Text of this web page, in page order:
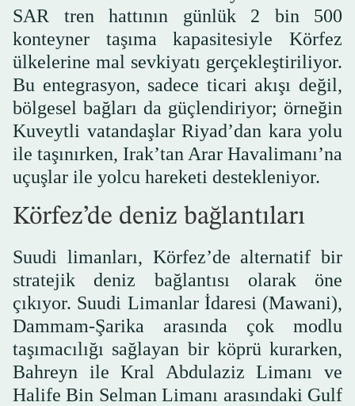
SAR tren hattının günlük 2 bin 500
konteyner taşıma kapasitesiyle Körfez
ülkelerine mal sevkiyatı gerçekleştiriliyor.
Bu entegrasyon, sadece ticari akışı değil,
bölgesel bağları da güçlendiriyor; örneğin
Kuveytli vatandaşlar Riyad’dan kara yolu
ile taşınırken, Irak’tan Arar Havalimanı’na
uçuşlar ile yolcu hareketi destekleniyor.
Körfez’de deniz bağlantıları
Suudi limanları, Körfez’de alternatif bir
stratejik deniz bağlantısı olarak öne
çıkıyor. Suudi Limanlar İdaresi (Mawani),
Dammam-Şarika arasında çok modlu
taşımacılığı sağlayan bir köprü kurarken,
Bahreyn ile Kral Abdulaziz Limanı ve
Halife Bin Selman Limanı arasındaki Gulf